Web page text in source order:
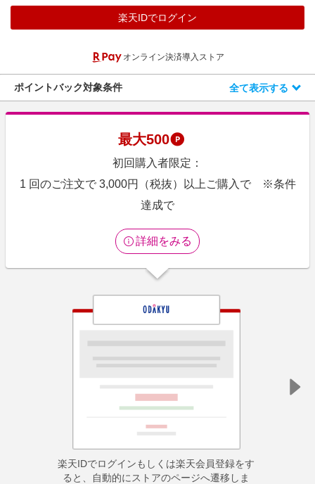
家電・PC・スマホ・カメラ
スポーツ・アウトドア・ゴルフ
インテリア・寝具
ペット・花・DIY・車
わくわく夏特集
とことん買い物チャレンジ
Apple公式サイト×楽天カード分割払い
Samsung ボーナスキャンペーン
楽天IDでログイン
オンライン決済導入ストア
ポイントバック対象条件 全て表示する
最大500
初回購入者限定：
1 回のご注文で 3,000円（税抜）以上ご購入で ※条件
達成で
詳細をみる
楽天IDでログインもしくは楽天会員登録をす
ると、自動的にストアのページへ遷移しま